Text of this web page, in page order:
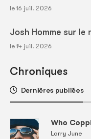
le 16 juil. 2026
Josh Homme sur
le 14 juil. 2026
Chroniques
Dernières publiées
Who
Larry June